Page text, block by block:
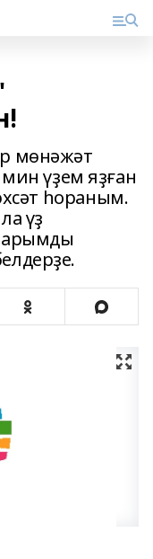
мѳнәжәт
үҙем яҙған
һораным.
үҙ